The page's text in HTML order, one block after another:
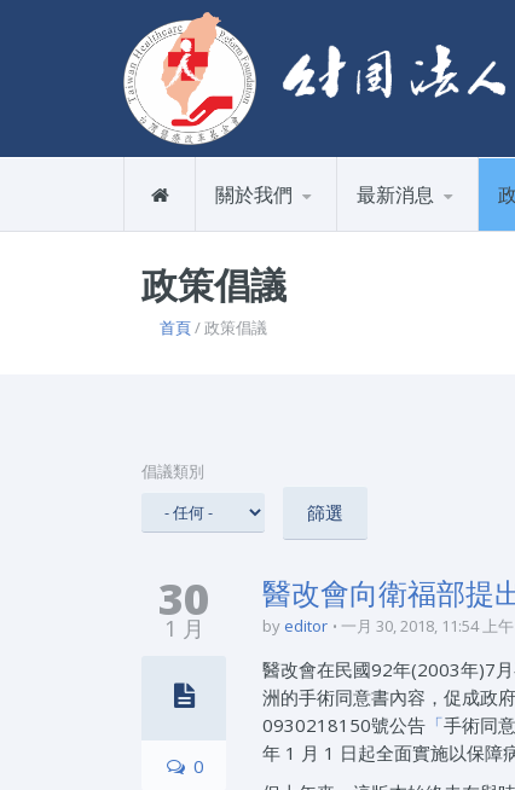
關於我們 最新消息
政策倡議
首頁/ 政策倡議
倡議類別
30
1 月
0
醫改會向衛福部提
by editor 一月 30, 2018, 11:54 上午
醫改會在民國92年(2003年)7
洲的手術同意書內容，促成政
0930218150號公告 「手術同
年 1 月 1 日起全面實施以保障